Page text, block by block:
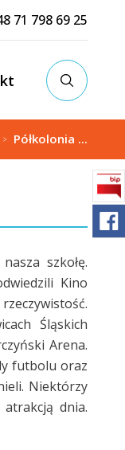
71 798 69 25
> Półkolonia ...
szkołę.
Kino
Śląskich
Arena.
futbolu oraz
Niektórzy
atrakcją dnia.